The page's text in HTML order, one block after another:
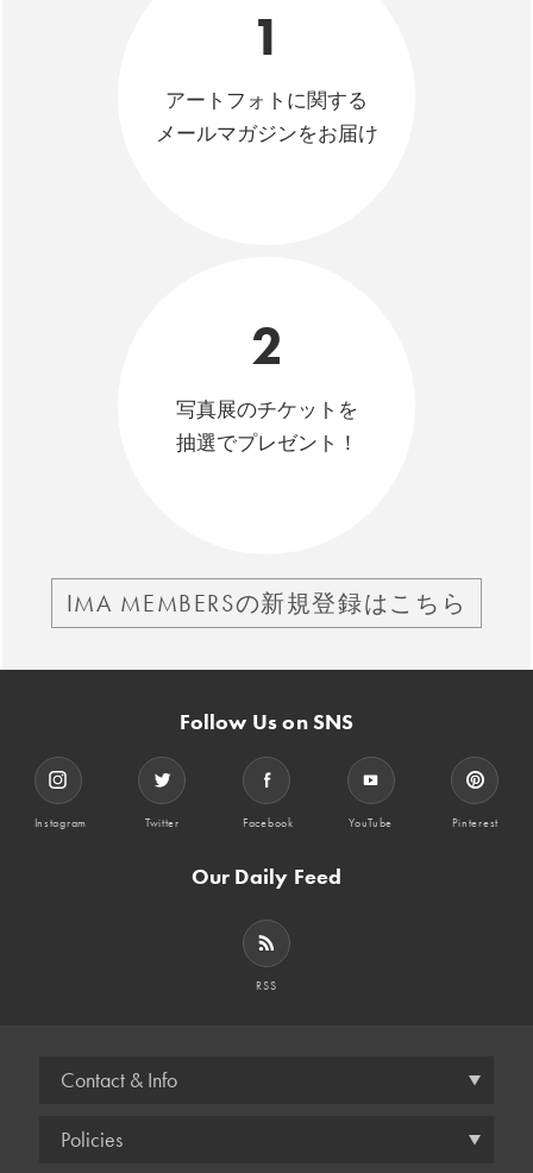
1
アートフォトに関する
メールマガジンをお届け
2
写真展のチケットを
抽選でプレゼント！
IMA MEMBERSの新規登録はこちら
Follow Us on SNS
Instagram Twitter Facebook YouTube Pinterest
Our Daily Feed
RSS
Contact & Info
Policies